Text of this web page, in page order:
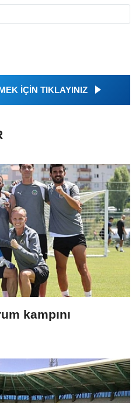
İÇİN TIKLAYINIZ
kampını